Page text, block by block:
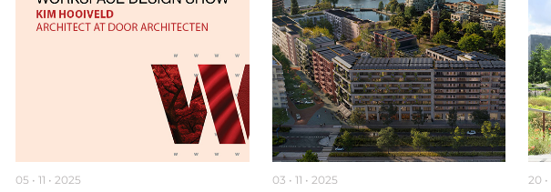
05 • 11 • 2025 03 • 11 • 2025 20 •